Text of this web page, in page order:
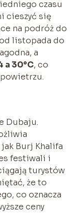
czasu
cieszyć się
na podróż do
listopada do
a
a 30°C, co
Dubaju.
Burj Khalifa
festiwali i
turystów
że to
co oznacza
ceny